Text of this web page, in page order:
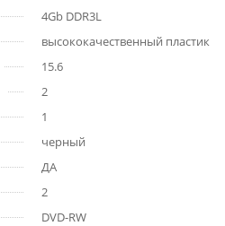
4Gb DDR3L
высококачественный пластик
15.6
2
1
черный
ДА
2
DVD-RW